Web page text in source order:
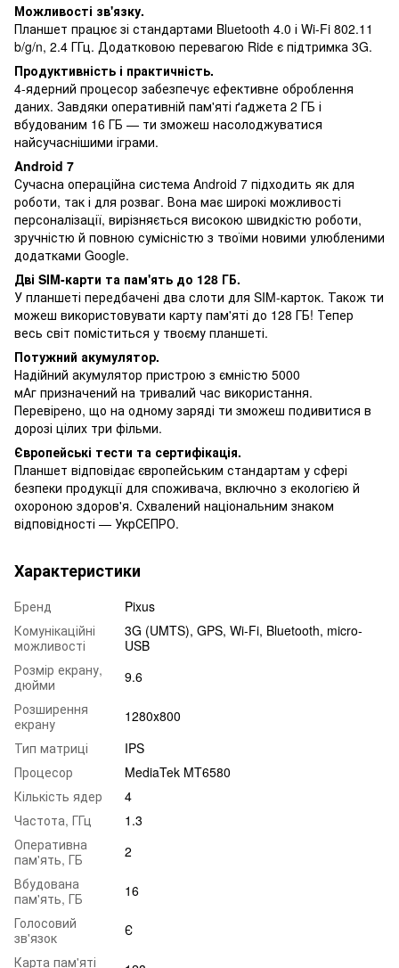
Можливості зв'язку.
Планшет працює зі стандартами Bluetooth 4.0 і Wi-Fi 802.11
b/g/n, 2.4 ГГц. Додатковою перевагою Ride є підтримка 3G.
Продуктивність і практичність.
4-ядерний процесор забезпечує ефективне оброблення
даних. Завдяки оперативній пам'яті ґаджета 2 ГБ і
вбудованим 16 ГБ — ти зможеш насолоджуватися
найсучаснішими іграми.
Android 7
Сучасна операційна система Android 7 підходить як для
роботи, так і для розваг. Вона має широкі можливості
персоналізації, вирізняється високою швидкістю роботи,
зручністю й повною сумісністю з твоїми новими улюбленими
додатками Google.
Дві SIM-карти та пам'ять до 128 ГБ.
У планшеті передбачені два слоти для SIM-карток. Також ти
можеш використовувати карту пам'яті до 128 ГБ! Тепер
весь світ поміститься у твоєму планшеті.
Потужний акумулятор.
Надійний акумулятор пристрою з ємністю 5000
мАг призначений на тривалий час використання.
Перевірено, що на одному заряді ти зможеш подивитися в
дорозі цілих три фільми.
Європейські тести та сертифікація.
Планшет відповідає європейським стандартам у сфері
безпеки продукції для споживача, включно з екологією й
охороною здоров'я. Схвалений національним знаком
відповідності — УкрСЕПРО.
Характеристики
Бренд
Pixus
Комунікаційні
можливості
3G (UMTS), GPS, Wi-Fi, Bluetooth, micro-
USB
Розмір екрану,
дюйми
9.6
Розширення
екрану
1280х800
Тип матриці
IPS
Процесор
MediaTek MT6580
Кількість ядер
4
Частота, ГГц
1.3
Оперативна
пам'ять, ГБ
2
Вбудована
пам'ять, ГБ
16
Голосовий
зв'язок
Є
Карта пам'яті